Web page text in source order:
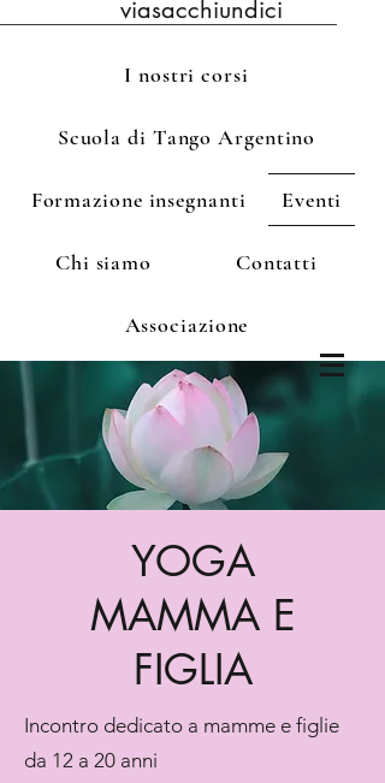
viasacchiundici
I nostri corsi
Scuola di Tango Argentino
Formazione insegnanti Eventi
Chi siamo Contatti
Associazione
YOGA
MAMMA E
FIGLIA
Incontro dedicato a mamme e figlie
da 12 a 20 anni